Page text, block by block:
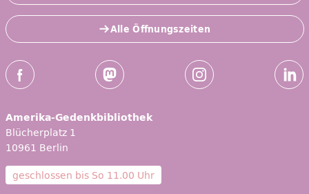
Alle Öffnungszeiten
Social-Media Kanäle der ZLB
Facebook Mastodon Instagram
Amerika-Gedenkbibliothek
Blücherplatz 1
10961 Berlin
geschlossen bis So 11.00 Uhr